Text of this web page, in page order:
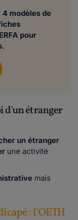
modèles de
pour
d'un étranger
un étranger
une activité
mais
: l'OETH